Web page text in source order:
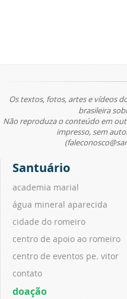
Os textos, fotos, artes e vídeos
brasileira
Não reproduza o conteúdo em
impresso, sem
Santuário
academia marial
água mineral aparecida
cidade do romeiro
centro de apoio ao romeiro
centro de eventos pe. vitor
contato
doação